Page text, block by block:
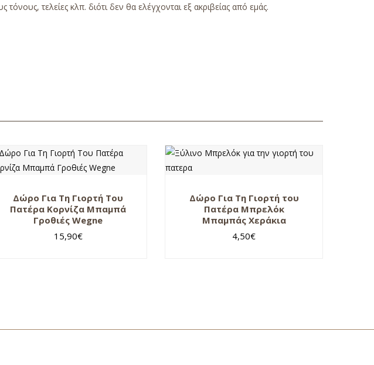
τελείες κλπ. διότι δεν θα ελέγχονται εξ ακριβείας από εμάς.
Δώρο Για Τη Γιορτή Του
Πατέρα Κορνίζα Μπαμπά
Γροθιές Wegne
15,90€
Δώρο Για Τη Γιορτή του
Πατέρα Μπρελόκ
Μπαμπάς Χεράκια
4,50€